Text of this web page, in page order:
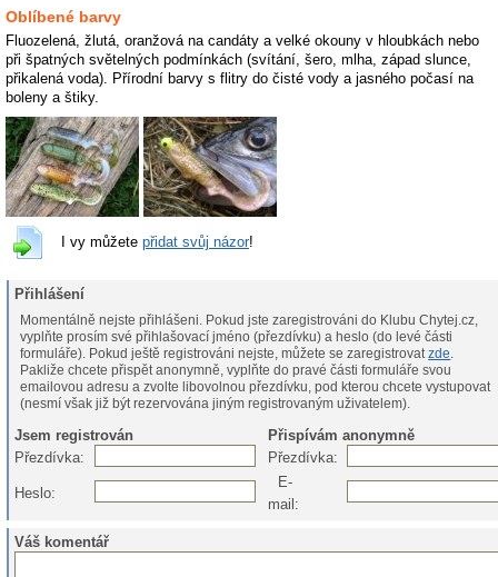
Oblíbené barvy
Fluozelená, žlutá, oranžová na candáty a velké okouny v hloubkách nebo
při špatných světelných podmínkách (svítání, šero, mlha, západ slunce,
přikalená voda). Přírodní barvy s flitry do čisté vody a jasného počasí na
boleny a štiky.
I vy můžete přidat svůj názor!
Přihlášení
Momentálně nejste přihlášeni. Pokud jste zaregistrováni do Klubu Chytej.cz,
vyplňte prosím své přihlašovací jméno (přezdívku) a heslo (do levé části
formuláře). Pokud ještě registrováni nejste, můžete se zaregistrovatzde.
Pakliže chcete přispět anonymně, vyplňte do pravé části formuláře svou
emailovou adresu a zvolte libovolnou přezdívku, pod kterou chcete vystupovat
(nesmí však již být rezervována jiným registrovaným uživatelem).
Jsem registrován
Přispívám anonymně
Přezdívka:
Přezdívka:
Heslo:
E-
mail:
Váš komentář